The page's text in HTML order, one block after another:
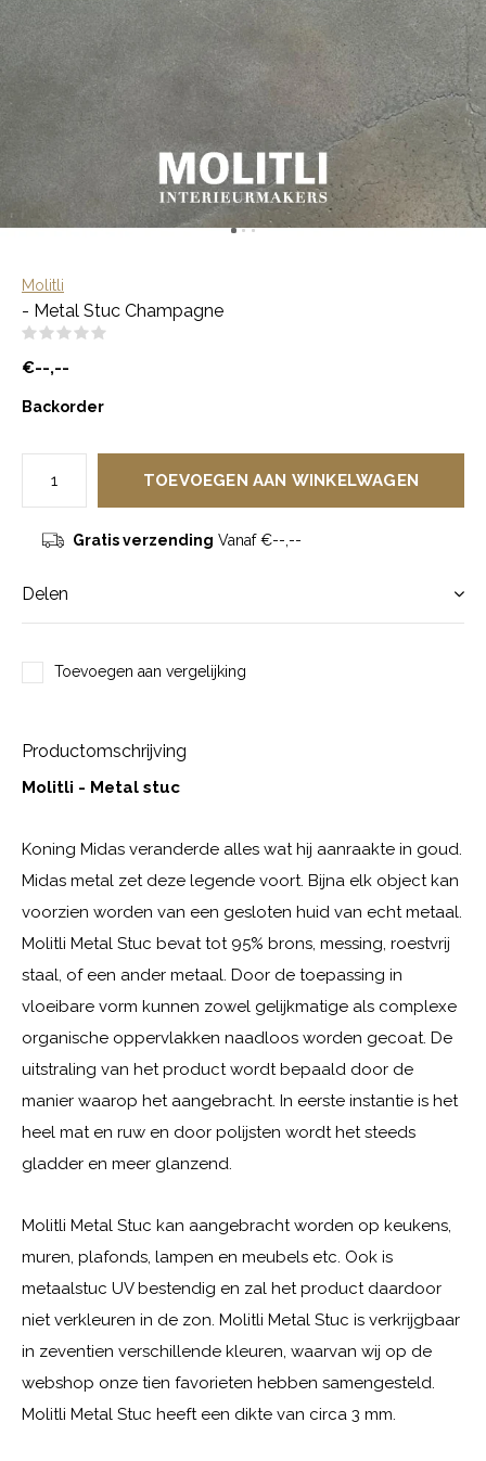
Molitli
- Metal Stuc Champagne
€--,--
Backorder
TOEVOEGEN AAN WINKELWAGEN
Gratis verzending Vanaf €--,--
Delen
Toevoegen aan vergelijking
Productomschrijving
Molitli - Metal stuc
Koning Midas veranderde alles wat hij aanraakte in goud.
Midas metal zet deze legende voort. Bijna elk object kan
voorzien worden van een gesloten huid van echt metaal.
Molitli Metal Stuc bevat tot 95% brons, messing, roestvrij
staal, of een ander metaal. Door de toepassing in
vloeibare vorm kunnen zowel gelijkmatige als complexe
organische oppervlakken naadloos worden gecoat. De
uitstraling van het product wordt bepaald door de
manier waarop het aangebracht. In eerste instantie is het
heel mat en ruw en door polijsten wordt het steeds
gladder en meer glanzend.
Molitli Metal Stuc kan aangebracht worden op keukens,
muren, plafonds, lampen en meubels etc. Ook is
metaalstuc UV bestendig en zal het product daardoor
niet verkleuren in de zon. Molitli Metal Stuc is verkrijgbaar
in zeventien verschillende kleuren, waarvan wij op de
webshop onze tien favorieten hebben samengesteld.
Molitli Metal Stuc heeft een dikte van circa 3 mm.